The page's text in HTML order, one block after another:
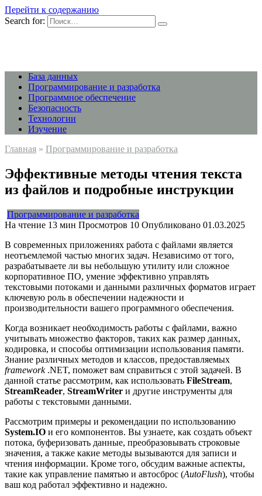
Перейти к содержанию
Search for:
База данных
Программирование и разработка
Программное обеспечение
Безопасность
Технологии
Изучение
Главная » Программирование и разработка
Эффективные методы чтения текста
из файлов и подробные инструкции
Программирование и разработка
На чтение 13 мин Просмотров 10 Опубликовано 01.03.2025
В современных приложениях работа с файлами является
неотъемлемой частью многих задач. Независимо от того,
разрабатываете ли вы небольшую утилиту или сложное
корпоративное ПО, умение эффективно управлять
текстовыми потоками и данными различных форматов играет
ключевую роль в обеспечении надежности и
производительности вашего программного обеспечения.
Когда возникает необходимость работы с файлами, важно
учитывать множество факторов, таких как размер данных,
кодировка, и способы оптимизации использования памяти.
Знание различных методов и классов, предоставляемых
framework.NET, поможет вам справиться с этой задачей. В
данной статье рассмотрим, как использовать FileStream,
StreamReader, StreamWriter и другие инструменты для
работы с текстовыми данными.
Рассмотрим примеры и рекомендации по использованию
System.IO и его компонентов. Вы узнаете, как создать объект
потока, буферизовать данные, преобразовывать строковые
значения, а также какие методы вызываются для записи и
чтения информации. Кроме того, обсудим важные аспекты,
такие как управление памятью и автосброс (AutoFlush), чтобы
ваш код работал эффективно и надежно.